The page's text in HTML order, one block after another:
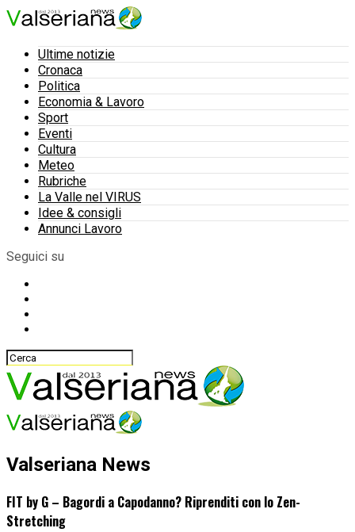
Ultime notizie
Cronaca
Politica
Economia & Lavoro
Sport
Eventi
Cultura
Meteo
Rubriche
La Valle nel VIRUS
Idee & consigli
Annunci Lavoro
Seguici su
Valseriana News
FIT by G – Bagordi a Capodanno? Riprenditi con lo Zen-
Stretching